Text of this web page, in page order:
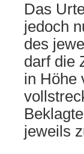
Das
jedoch
des
darf die
in Höhe
jeweils